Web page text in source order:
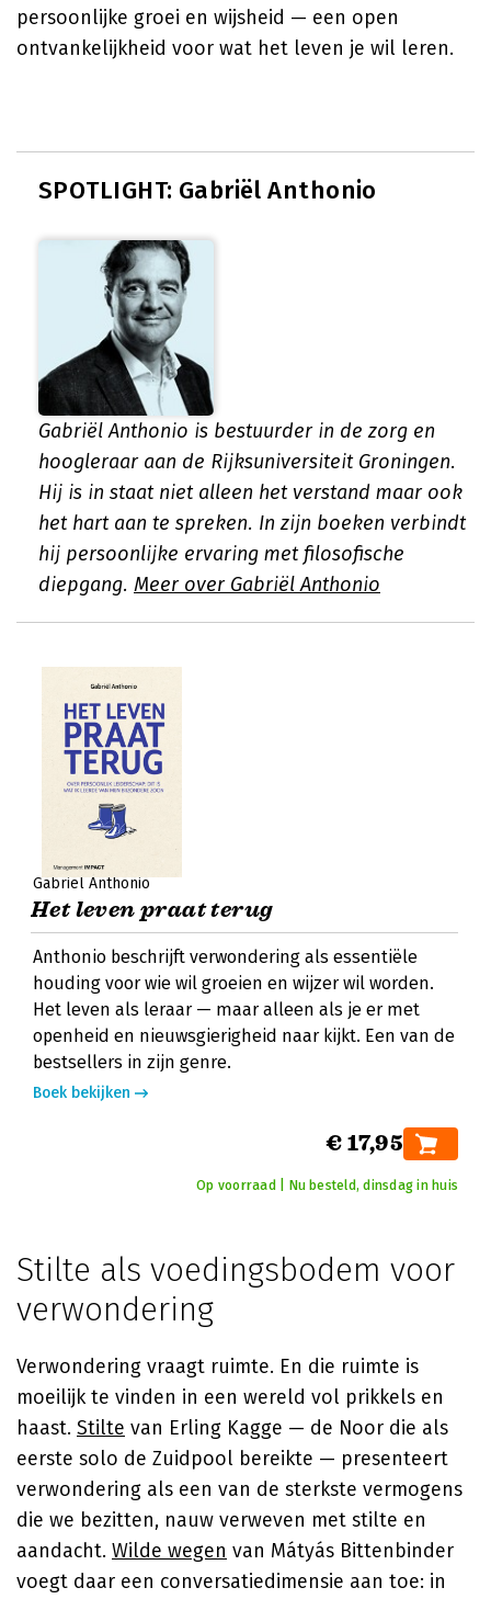
persoonlijke groei en wijsheid — een open
ontvankelijkheid voor wat het leven je wil leren.
SPOTLIGHT: Gabriël Anthonio
Gabriël Anthonio is bestuurder in de zorg en
hoogleraar aan de Rijksuniversiteit Groningen.
Hij is in staat niet alleen het verstand maar ook
het hart aan te spreken. In zijn boeken verbindt
hij persoonlijke ervaring met filosofische
diepgang. Meer over Gabriël Anthonio
Gabriël Anthonio
Het leven praat terug
Anthonio beschrijft verwondering als essentiële
houding voor wie wil groeien en wijzer wil worden.
Het leven als leraar — maar alleen als je er met
openheid en nieuwsgierigheid naar kijkt. Een van de
bestsellers in zijn genre.
Boek bekijken
€ 17,95
Op voorraad | Nu besteld, dinsdag in huis
Stilte als voedingsbodem voor
verwondering
Verwondering vraagt ruimte. En die ruimte is
moeilijk te vinden in een wereld vol prikkels en
haast. Stilte van Erling Kagge — de Noor die als
eerste solo de Zuidpool bereikte — presenteert
verwondering als een van de sterkste vermogens
die we bezitten, nauw verweven met stilte en
aandacht. Wilde wegen van Mátyás Bittenbinder
voegt daar een conversatiedimensie aan toe: in